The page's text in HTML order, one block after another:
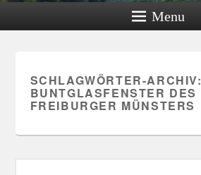
Menu
SCHLAGWÖRTER-ARCHIV:
BUNTGLASFENSTER DES
FREIBURGER MÜNSTERS